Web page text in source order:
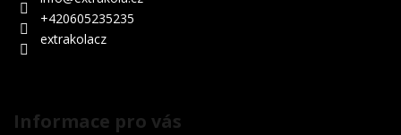
+420605235235
extrakolacz
Informace pro vás